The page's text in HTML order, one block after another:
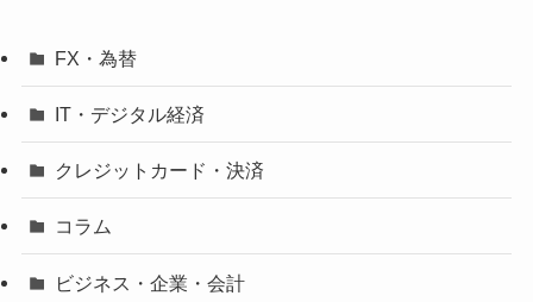
FX・為替
IT・デジタル経済
クレジットカード・決済
コラム
ビジネス・企業・会計